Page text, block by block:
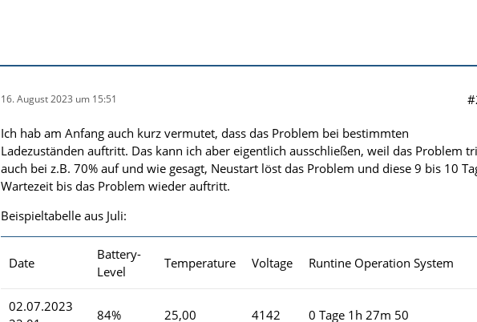
16. August 2023 um 15:51
Ich hab am Anfang auch kurz vermutet, dass das Problem bei bestimmten
Ladezuständen auftritt. Das kann ich aber eigentlich ausschließen, weil das Problem
auch bei z.B. 70% auf und wie gesagt, Neustart löst das Problem und diese 9 bis 10
Wartezeit bis das Problem wieder auftritt.
Beispieltabelle aus Juli:
Date
Battery-
Level
Temperature Voltage Runtine Operation System
02.07.2023
84% 25,00 4142 0 Tage 1h 27m 50